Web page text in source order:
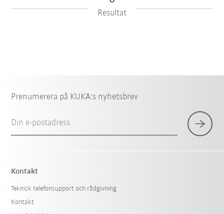
Resultat
Prenumerera på KUKA:s nyhetsbrev
Din e-postadress
Kontakt
Teknisk telefonsupport och rådgivning
Kontakt